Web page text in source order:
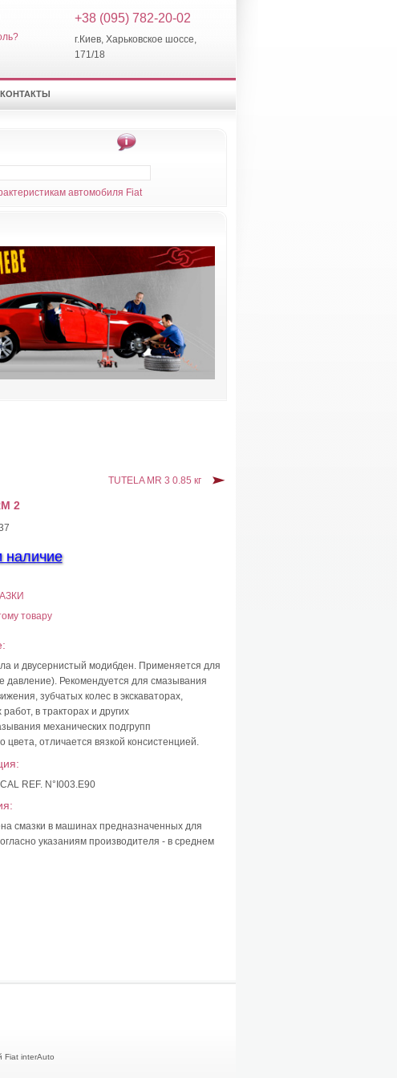
+38 (095) 782-20-02
г.Киев, Харьковское шоссе,
171/18
КОНТАКТЫ
автомобиля Fiat
TUTELA MR 3 0.85 кг
2
наличие
товару
и двусернистый модибден. Применяется для
давление). Рекомендуется для смазывания
зубчатых колес в экскаваторах,
в тракторах и других
механических подгрупп
отличается вязкой консистенцией.
REF. N°I003.E90
смазки в машинах предназначенных для
указаниям производителя - в среднем
Fiat interAuto